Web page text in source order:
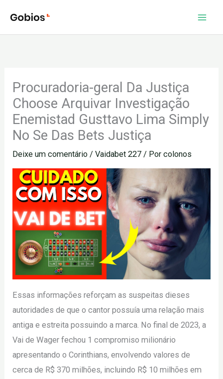
para
o
Procuradoria-geral Da Justiça
Choose Arquivar Investigação
Enemistad Gusttavo Lima Simply
No Se Das Bets Justiça
Deixe um comentário /Vaidabet 227 / Porcolonos
Essas informações reforçam as suspeitas dieses
autoridades de que o cantor possuía uma relação mais
antiga e estreita possuindo a marca. No final de 2023, a
Vai de Wager fechou 1 compromiso milionário
apresentando o Corinthians, envolvendo valores de
cerca de R$ 370 milhões, incluindo R$ 10 milhões em